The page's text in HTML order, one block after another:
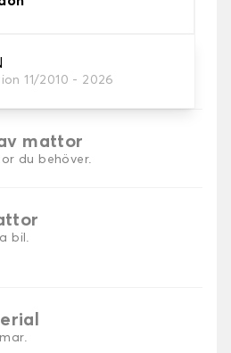
11/2010 - 2026
mattor
du behöver.
bil.